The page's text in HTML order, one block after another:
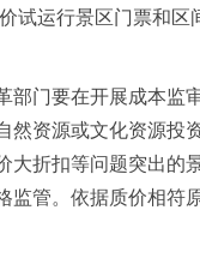
试运行景区门票和
部门要在开展成本
然资源或文化资源投
大折扣等问题突出
监管。依据质价相